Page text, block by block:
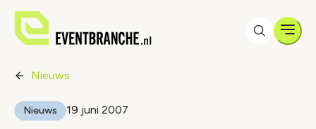
Nieuws
Nieuws 19 juni 2007